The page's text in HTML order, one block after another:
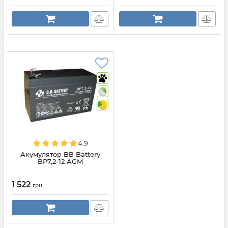
4.9
Акумулятор BB Battery
BP7,2-12 AGM
1 522 грн